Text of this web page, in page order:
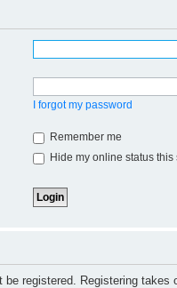
I forgot my password
Remember me
Hide my online status this
be registered. Registering